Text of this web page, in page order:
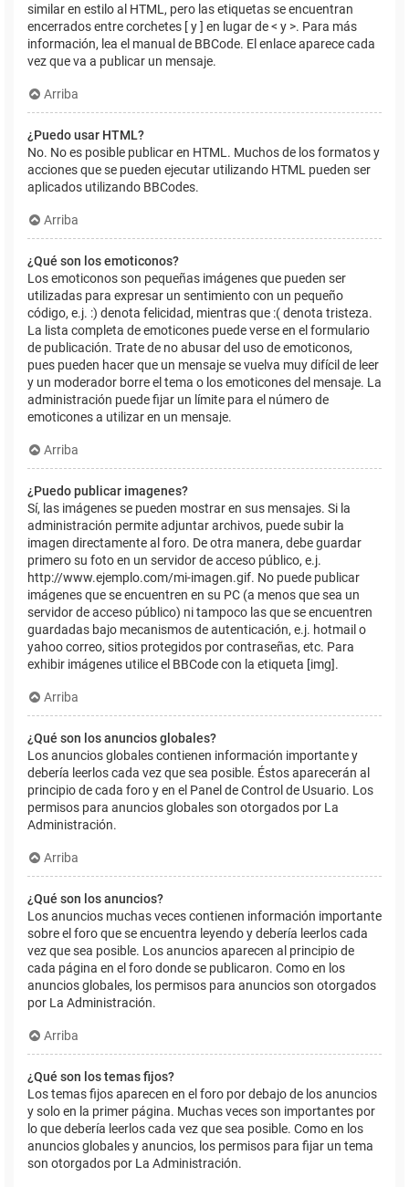
similar en estilo al HTML, pero las etiquetas se encuentran
encerrados entre corchetes [ y ] en lugar de < y >. Para más
información, lea el manual de BBCode. El enlace aparece cada
vez que va a publicar un mensaje.
Arriba
¿Puedo usar HTML?
No. No es posible publicar en HTML. Muchos de los formatos y
acciones que se pueden ejecutar utilizando HTML pueden ser
aplicados utilizando BBCodes.
Arriba
¿Qué son los emoticonos?
Los emoticonos son pequeñas imágenes que pueden ser
utilizadas para expresar un sentimiento con un pequeño
código, e.j. :) denota felicidad, mientras que :( denota tristeza.
La lista completa de emoticones puede verse en el formulario
de publicación. Trate de no abusar del uso de emoticonos,
pues pueden hacer que un mensaje se vuelva muy difícil de leer
y un moderador borre el tema o los emoticones del mensaje. La
administración puede fijar un límite para el número de
emoticones a utilizar en un mensaje.
Arriba
¿Puedo publicar imagenes?
Sí, las imágenes se pueden mostrar en sus mensajes. Si la
administración permite adjuntar archivos, puede subir la
imagen directamente al foro. De otra manera, debe guardar
primero su foto en un servidor de acceso público, e.j.
http://www.ejemplo.com/mi-imagen.gif. No puede publicar
imágenes que se encuentren en su PC (a menos que sea un
servidor de acceso público) ni tampoco las que se encuentren
guardadas bajo mecanismos de autenticación, e.j. hotmail o
yahoo correo, sitios protegidos por contraseñas, etc. Para
exhibir imágenes utilice el BBCode con la etiqueta [img].
Arriba
¿Qué son los anuncios globales?
Los anuncios globales contienen información importante y
debería leerlos cada vez que sea posible. Éstos aparecerán al
principio de cada foro y en el Panel de Control de Usuario. Los
permisos para anuncios globales son otorgados por La
Administración.
Arriba
¿Qué son los anuncios?
Los anuncios muchas veces contienen información importante
sobre el foro que se encuentra leyendo y debería leerlos cada
vez que sea posible. Los anuncios aparecen al principio de
cada página en el foro donde se publicaron. Como en los
anuncios globales, los permisos para anuncios son otorgados
por La Administración.
Arriba
¿Qué son los temas fijos?
Los temas fijos aparecen en el foro por debajo de los anuncios
y solo en la primer página. Muchas veces son importantes por
lo que debería leerlos cada vez que sea posible. Como en los
anuncios globales y anuncios, los permisos para fijar un tema
son otorgados por La Administración.